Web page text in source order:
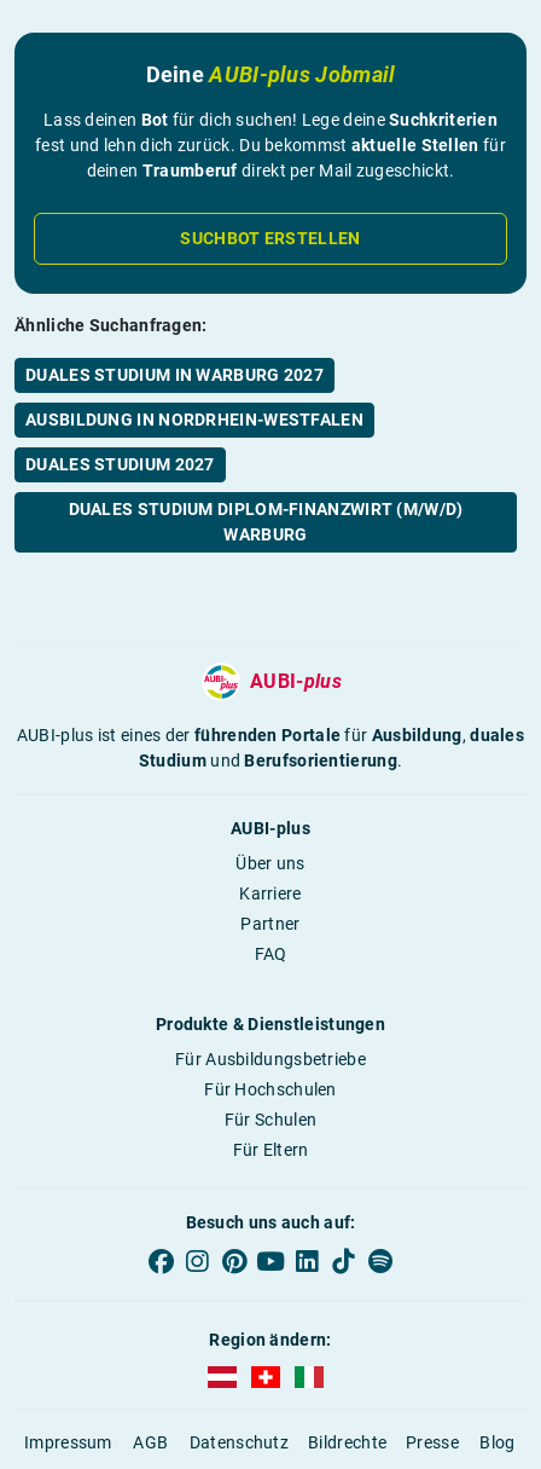
DeineAUBI-plus Jobmail
Lass deinen Bot für dich suchen! Lege deineSuchkriterien
fest und lehn dich zurück. Du bekommst aktuelle Stellen für
deinen Traumberuf direkt per Mail zugeschickt.
SUCHBOT ERSTELLEN
Ähnliche Suchanfragen:
DUALES STUDIUM IN WARBURG 2027
AUSBILDUNG IN NORDRHEIN-WESTFALEN
DUALES STUDIUM 2027
DUALES STUDIUM DIPLOM-FINANZWIRT (M/W/D)
WARBURG
AUBI-plus
AUBI-plus ist eines derführenden Portalefür Ausbildung,duales
StudiumundBerufsorientierung.
AUBI-plus
Über uns
Karriere
Partner
FAQ
Produkte & Dienstleistungen
Für Ausbildungsbetriebe
Für Hochschulen
Für Schulen
Für Eltern
Besuch uns auch auf:
Region ändern:
AUBI-plus Österreich (deutsch)
Impressum AGB Datenschutz Bildrechte Presse
Blog